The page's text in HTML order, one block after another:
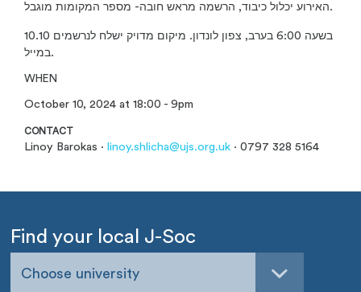
האירוע יכלול כיבוד, הרשמה מראש חובה- מספר המקומות מוגבל.
10.10 בשעה 6:00 בערב, צפון לונדון. מיקום מדויק ישלח לנרשמים
במייל.
WHEN
October 10, 2024 at 18:00 - 9pm
CONTACT
Linoy Barokas · linoy.shlicha@ujs.org.uk · 0797 328 5164
Find your local J-Soc
Choose university